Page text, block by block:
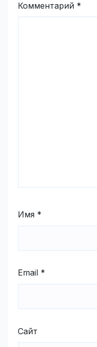
Комментарий *
Имя *
Email *
Сайт